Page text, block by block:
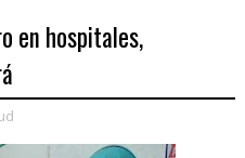
en hospitales,